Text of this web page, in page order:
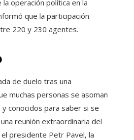
operación política en la
que la participación
220 y 230 agentes.
de duelo tras una
muchas personas se asoman
conocidos para saber si se
reunión extraordinaria del
presidente Petr Pavel, la